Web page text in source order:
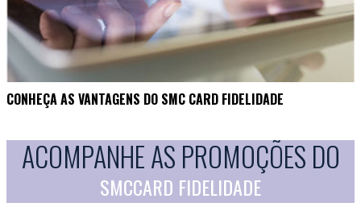
CONHEÇA AS VANTAGENS DO SMC CARD FIDELIDADE
ACOMPANHE AS PROMOÇÕES DO
SMCCARD FIDELIDADE